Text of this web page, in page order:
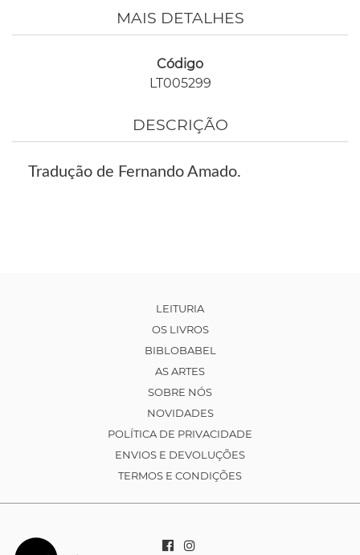
MAIS DETALHES
Código
LT005299
DESCRIÇÃO
Tradução de Fernando Amado.
LEITURIA
OS LIVROS
BIBLOBABEL
AS ARTES
SOBRE NÓS
NOVIDADES
POLÍTICA DE PRIVACIDADE
ENVIOS E DEVOLUÇÕES
TERMOS E CONDIÇÕES